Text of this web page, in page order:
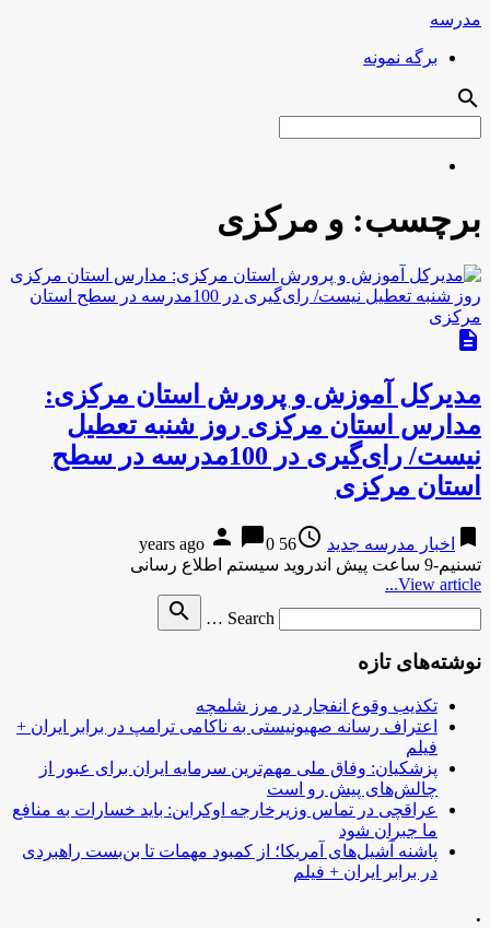
مدرسه
برگه نمونه
search
برچسب: و مرکزی
description
مدیرکل آموزش و پرورش استان‌ مرکزی:
مدارس استان مرکزی روز شنبه تعطیل
نیست/ رای‌گیری در 100مدرسه در سطح
استان مرکزی
bookmark اخبار مدرسه جدید access_time
56 years ago
person chat_bubble0
تسنیم-9 ساعت پیش اندروید سیستم اطلاع رسانی
View article...
Search …
search
نوشته‌های تازه
تکذیب وقوع انفجار در مرز شلمچه
اعتراف رسانه صهیونیستی به ناکامی ترامپ در برابر ایران +
فیلم
پزشکیان: وفاق ملی مهم‌ترین سرمایه ایران برای عبور از
چالش‌های پیش رو است
عراقچی در تماس وزیرخارجه اوکراین: باید خسارات به منافع
ما جبران شود
پاشنه آشیل‌های آمریکا؛ از کمبود مهمات تا بن‌بست راهبردی
در برابر ایران + فیلم
.